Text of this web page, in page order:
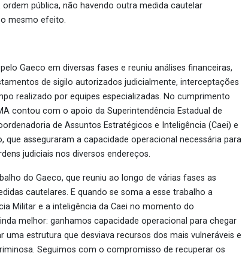
pública, não havendo outra medida cautelar
mesmo efeito.
Gaeco em diversas fases e reuniu análises financeiras,
de sigilo autorizados judicialmente, interceptações
realizado por equipes especializadas. No cumprimento
contou com o apoio da Superintendência Estadual de
de Assuntos Estratégicos e Inteligência (Caei) e
que asseguraram a capacidade operacional necessária para
judiciais nos diversos endereços.
do Gaeco, que reuniu ao longo de várias fases as
cautelares. E quando se soma a esse trabalho a
Militar e a inteligência da Caei no momento do
melhor: ganhamos capacidade operacional para chegar
uma estrutura que desviava recursos dos mais vulneráveis e
Seguimos com o compromisso de recuperar os